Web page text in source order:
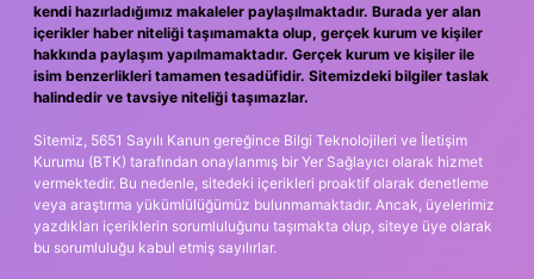
kendi hazırladığımız makaleler paylaşılmaktadır. Burada yer alan
içerikler haber niteliği taşımamakta olup, gerçek kurum ve kişiler
hakkında paylaşım yapılmamaktadır. Gerçek kurum ve kişiler ile
isim benzerlikleri tamamen tesadüfidir. Sitemizdeki bilgiler taslak
halindedir ve tavsiye niteliği taşımazlar.
Sitemiz, 5651 Sayılı Kanun gereğince Bilgi Teknolojileri ve İletişim
Kurumu (BTK) tarafından onaylanmış bir Yer Sağlayıcı olarak hizmet
vermektedir. Bu nedenle, sitedeki içerikleri proaktif olarak denetleme
veya araştırma yükümlülüğümüz bulunmamaktadır. Ancak, üyelerimiz
yazdıkları içeriklerin sorumluluğunu taşımakta olup, siteye üye olarak
bu sorumluluğu kabul etmiş sayılırlar.